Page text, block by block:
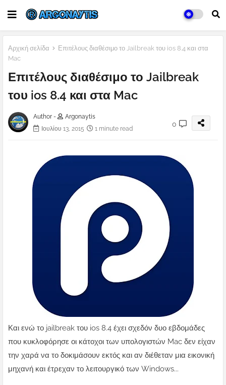
Αρχική σελίδα
Επιτέλους διαθέσιμο το Jailbreak του ios 8.4 και στα
Mac
Επιτέλους διαθέσιμο το Jailbreak
του ios 8.4 και στα Mac
Author -
Argonaytis
Ιουλίου 13, 2015
1 minute read
0
Και ενώ το jailbreak του ios 8.4 έχει σχεδόν δυο εβδομάδες
που κυκλοφόρησε οι κάτοχοι των υπολογιστών Mac δεν είχαν
την χαρά να το δοκιμάσουν εκτός και αν διέθεταν μια εικονική
μηχανή και έτρεχαν το λειτουργικό των Windows...